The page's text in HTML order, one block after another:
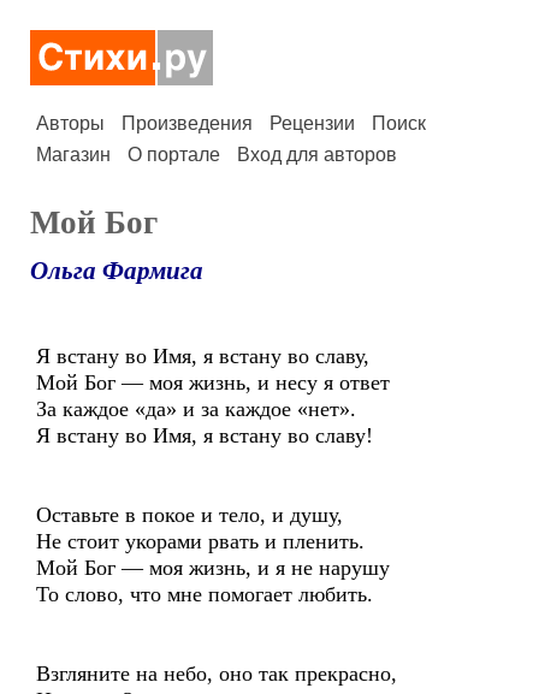
Авторы Произведения Рецензии
Поиск
Магазин
О портале Вход для авторов
Мой Бог
Ольга Фармига
Я встану во Имя, я встану во славу,
Мой Бог — моя жизнь, и несу я ответ
За каждое «да» и за каждое «нет».
Я встану во Имя, я встану во славу!
Оставьте в покое и тело, и душу,
Не стоит укорами рвать и пленить.
Мой Бог — моя жизнь, и я не нарушу
То слово, что мне помогает любить.
Взгляните на небо, оно так прекрасно,